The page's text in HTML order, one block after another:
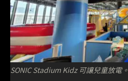
SONIC Stadium Kidz 可讓兒童放電。